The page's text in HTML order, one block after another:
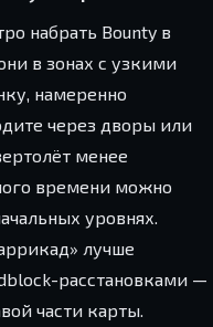
набрать Bounty в
в зонах с узкими
намеренно
через дворы или
менее
времени можно
уровнях.
лучше
расстановками —
части карты.